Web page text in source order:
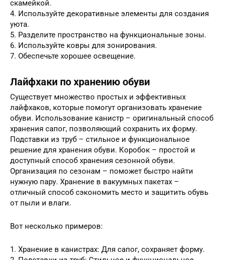
скамейкой.
4. Используйте декоративные элементы для создания
уюта.
5. Разделите пространство на функциональные зоны.
6. Используйте ковры для зонирования.
7. Обеспечьте хорошее освещение.
Лайфхаки по хранению обуви
Существует множество простых и эффективных
лайфхаков, которые помогут организовать хранение
обуви. Использование канистр – оригинальный способ
хранения сапог, позволяющий сохранить их форму.
Подставки из труб – стильное и функциональное
решение для хранения обуви. Коробок – простой и
доступный способ хранения сезонной обуви.
Организация по сезонам – поможет быстро найти
нужную пару. Хранение в вакуумных пакетах –
отличный способ сэкономить место и защитить обувь
от пыли и влаги.
Вот несколько примеров:
1. Хранение в канистрах: Для сапог, сохраняет форму.